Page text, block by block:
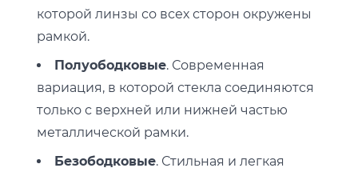
которой линзы со всех сторон окружены
рамкой.
Полуободковые. Современная
вариация, в которой стекла соединяются
только с верхней или нижней частью
металлической рамки.
Безободковые. Стильная и легкая